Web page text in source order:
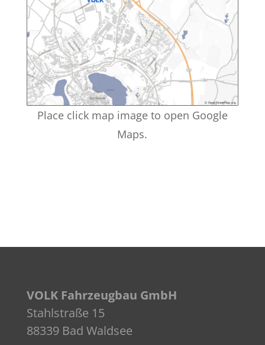
Place click map image to open Google
Maps.
VOLK Fahrzeugbau GmbH
Stahlstraße 15
88339 Bad Waldsee